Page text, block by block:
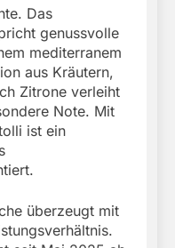
Das
genussvolle
mediterranem
aus Kräutern,
Zitrone verleiht
Note. Mit
ist ein
überzeugt mit